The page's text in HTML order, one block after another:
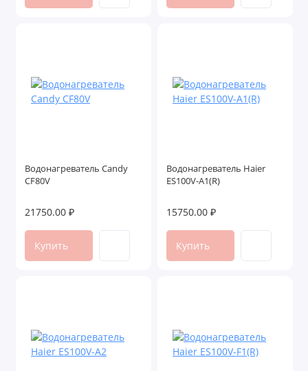
Водонагреватель Candy
CF80V
21750.00 ₽
Купить
Водонагреватель Haier
ES100V-A1(R)
15750.00 ₽
Купить